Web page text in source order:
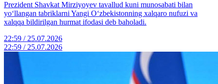
Prezident Shavkat Mirziyoyev tavallud kuni munosabati bilan
yo‘llangan tabriklarni Yangi O‘zbekistonning xalqaro nufuzi va
xalqqa bildirilgan hurmat ifodasi deb baholadi.
22:59 / 25.07.2026
22:59 / 25.07.2026